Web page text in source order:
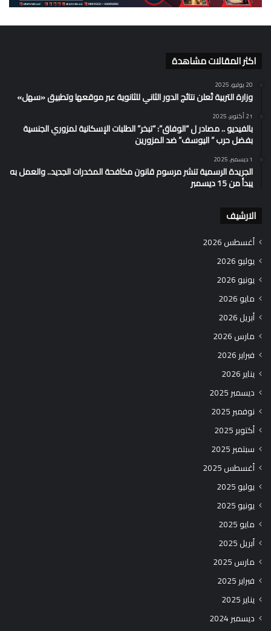
اكثر المقالات مشاهدة
20 يوليو، 2025
وزارة التربية تُعلن نتائج الدور الثاني للثانوية عبر موقعها وتطبيق «سهل»
21 أكتوبر، 2025
بالفيديو .. مصادر ل “الوفاق”: “تبخر” الطلبات الإسكانية لمزوري الجنسية
بفضل حرب ” اليوسف” ضد المزورين
1 ديسمبر، 2025
الجريدة الرسمية تنشر مرسوم قانون مكافحة المخدرات الجديد.. والعمل به
يبدأ من 15 ديسمبر
الارشيف
أغسطس 2026
يوليو 2026
يونيو 2026
مايو 2026
أبريل 2026
مارس 2026
فبراير 2026
يناير 2026
ديسمبر 2025
نوفمبر 2025
أكتوبر 2025
سبتمبر 2025
أغسطس 2025
يوليو 2025
يونيو 2025
مايو 2025
أبريل 2025
مارس 2025
فبراير 2025
يناير 2025
ديسمبر 2024